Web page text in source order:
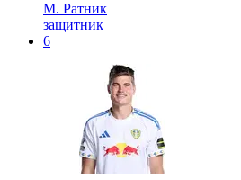
М. Ратник
защитник
6